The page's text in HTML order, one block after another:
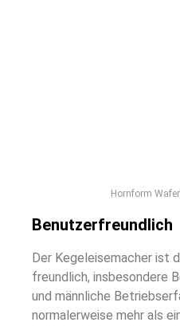
Hornform
Benutzerfreundlich
Der Kegeleisemacher ist
freundlich, insbesondere
und männliche
normalerweise mehr als